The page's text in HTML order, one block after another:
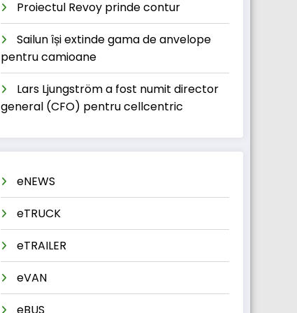
Proiectul Revoy prinde contur
Sailun își extinde gama de anvelope
pentru camioane
Lars Ljungström a fost numit director
general (CFO) pentru cellcentric
eNEWS
eTRUCK
eTRAILER
eVAN
eBUS